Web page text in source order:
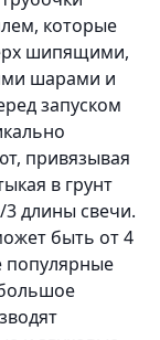
которые
шипящими,
шарами и
запуском
привязывая
в грунт
длины свечи.
быть от 4
популярные